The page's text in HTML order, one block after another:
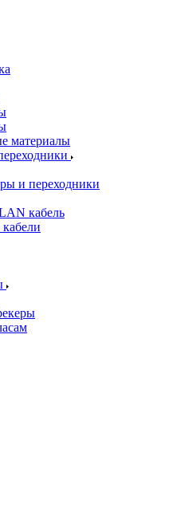
материалы
и переходники
кабель